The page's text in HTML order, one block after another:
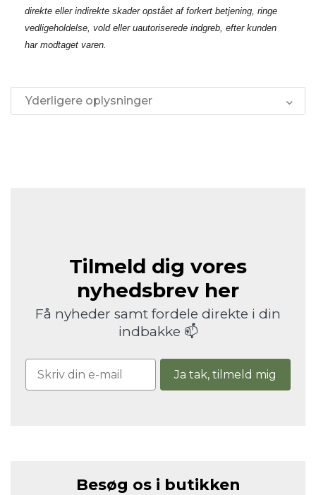
direkte eller indirekte skader opstået af forkert betjening, ringe
vedligeholdelse, vold eller uautoriserede indgreb, efter kunden
har modtaget varen.
Yderligere oplysninger
Tilmeld dig vores
nyhedsbrev her
Få nyheder samt fordele direkte i din
indbakke 📫
Ja tak, tilmeld mig
Besøg os i butikken